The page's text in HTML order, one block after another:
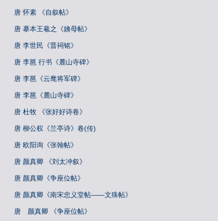
唐 怀素 《自叙帖》
唐 摹本王羲之《姨母帖》
唐 李世民《晋祠铭》
唐 李邕 行书《麓山寺碑》
唐 李邕《云麾将军碑》
唐 李邕《麓山寺碑》
唐 杜牧 《张好好诗卷》
唐 柳公权《兰亭诗》卷(传)
唐 欧阳询《张翰帖》
唐 颜真卿 《刘太冲叙》
唐 颜真卿《争座位帖》
唐 颜真卿《南宋忠义堂帖——文殊帖》
唐 颜真卿 《争座位帖》